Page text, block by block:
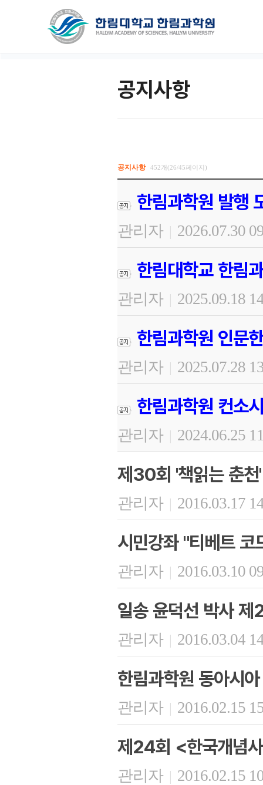
공지사항
공지사항 452개(26/45페이지)
한림과학원 발행
관리자 | 2026.07.30
한림대학교 한림
관리자 | 2025.09.18
한림과학원 인문
관리자 | 2025.07.28
한림과학원 컨소
관리자 | 2024.06.25
제30회 '책읽는 춘천
관리자 | 2016.03.17
시민강좌 "티베트
관리자 | 2016.03.10
일송 윤덕선 박사
관리자 | 2016.03.04
한림과학원 동아시
관리자 | 2016.02.15
제24회 <한국개념
관리자 | 2016.02.15